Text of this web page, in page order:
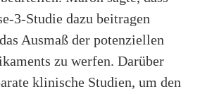
3-Studie dazu beitragen
Ausmaß der potenziellen
zu werfen. Darüber
klinische Studien, um den